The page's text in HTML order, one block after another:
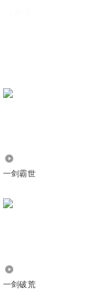
靠谱了
一剑霸世
一剑破荒